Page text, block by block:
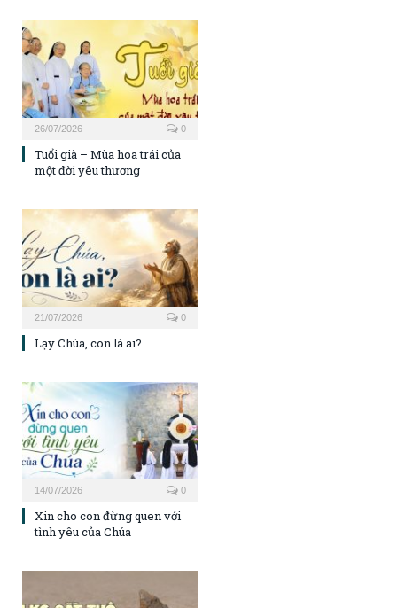
26/07/2026 0
Tuổi già – Mùa hoa trái của
một đời yêu thương
21/07/2026 0
Lạy Chúa, con là ai?
14/07/2026 0
Xin cho con đừng quen với
tình yêu của Chúa